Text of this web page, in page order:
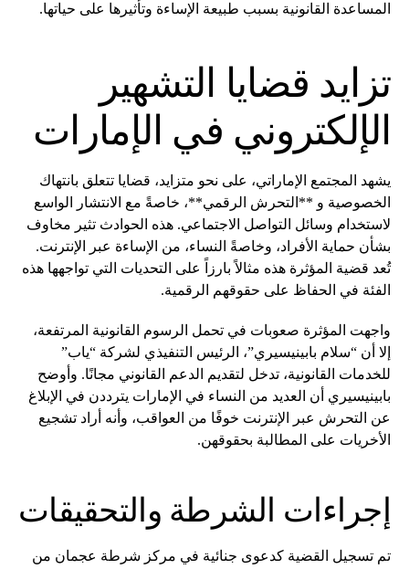
المساعدة القانونية بسبب طبيعة الإساءة وتأثيرها على حياتها.
تزايد قضايا التشهير
الإلكتروني في الإمارات
يشهد المجتمع الإماراتي، على نحو متزايد، قضايا تتعلق بانتهاك
الخصوصية و **التحرش الرقمي**، خاصةً مع الانتشار الواسع
لاستخدام وسائل التواصل الاجتماعي. هذه الحوادث تثير مخاوف
بشأن حماية الأفراد، وخاصةً النساء، من الإساءة عبر الإنترنت.
تُعد قضية المؤثرة هذه مثالاً بارزاً على التحديات التي تواجهها هذه
الفئة في الحفاظ على حقوقهم الرقمية.
واجهت المؤثرة صعوبات في تحمل الرسوم القانونية المرتفعة،
إلا أن “سلام بابينيسيري”، الرئيس التنفيذي لشركة “ياب”
للخدمات القانونية، تدخل لتقديم الدعم القانوني مجانًا. وأوضح
بابينيسيري أن العديد من النساء في الإمارات يترددن في الإبلاغ
عن التحرش عبر الإنترنت خوفًا من العواقب، وأنه أراد تشجيع
الأخريات على المطالبة بحقوقهن.
إجراءات الشرطة والتحقيقات
تم تسجيل القضية كدعوى جنائية في مركز شرطة عجمان من